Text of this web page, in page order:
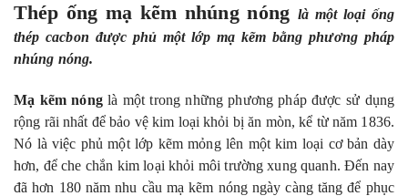
Thép ống mạ kẽm nhúng nóng là một loại ống
thép cacbon được phủ một lớp mạ kẽm bằng phương pháp
nhúng nóng.
Mạ kẽm nónglà một trong những phương pháp được sử dụng
rộng rãi nhất để bảo vệ kim loại khỏi bị ăn mòn, kể từ năm 1836.
Nó là việc phủ một lớp kẽm mỏng lên một kim loại cơ bản dày
hơn, để che chắn kim loại khỏi môi trường xung quanh. Đến nay
đã hơn 180 năm nhu cầu mạ kẽm nóng ngày càng tăng để phục